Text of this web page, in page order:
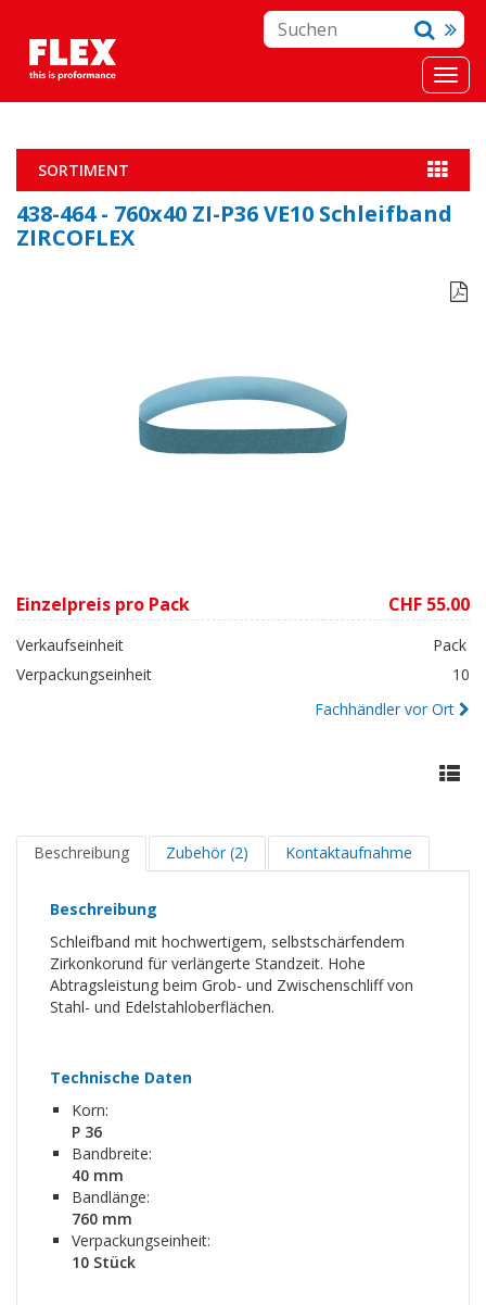
SORTIMENT
438-464 - 760x40 ZI-P36 VE10 Schleifband
ZIRCOFLEX

Einzelpreis pro Pack CHF 55.00
Verkaufseinheit
Pack
Verpackungseinheit
10
Fachhändler vor Ort
Beschreibung Zubehör (2) Kontaktaufnahme
Beschreibung
Schleifband mit hochwertigem, selbstschärfendem
Zirkonkorund für verlängerte Standzeit. Hohe
Abtragsleistung beim Grob- und Zwischenschliff von
Stahl- und Edelstahloberflächen.
Technische Daten
Korn:
P 36
Bandbreite:
40 mm
Bandlänge:
760 mm
Verpackungseinheit:
10 Stück